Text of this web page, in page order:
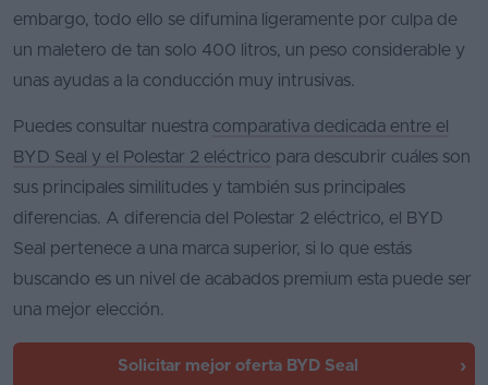
embargo, todo ello se difumina ligeramente por culpa de
un maletero de tan solo 400 litros, un peso considerable y
unas ayudas a la conducción muy intrusivas.
Puedes consultar nuestra comparativa dedicada entre el
BYD Seal y el Polestar 2 eléctrico para descubrir cuáles son
sus principales similitudes y también sus principales
diferencias. A diferencia del Polestar 2 eléctrico, el BYD
Seal pertenece a una marca superior, si lo que estás
buscando es un nivel de acabados premium esta puede ser
una mejor elección.
Solicitar mejor oferta BYD Seal